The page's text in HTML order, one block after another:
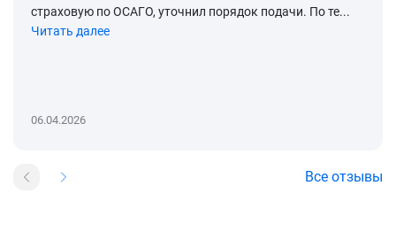
страховую по ОСАГО, уточнил порядок подачи. По те...
Читать далее
06.04.2026
Все отзывы